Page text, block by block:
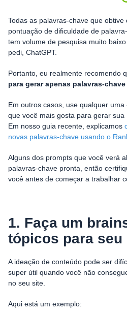
Todas as palavras-chave que obtive
pontuação de dificuldade de
tem volume de pesquisa muito
pedi, ChatGPT.
Portanto, eu realmente recomendo
para gerar apenas palavras-
Em outros casos, use qualquer
que você mais gosta para gerar sua
Em nosso guia recente, explicamos
novas palavras-chave usando o
Alguns dos prompts que você verá
palavras-chave pronta, então
você antes de começar a trabalhar
1. Faça um
tópicos para seu
A ideação de conteúdo pode ser
super útil quando você não
no seu site.
Aqui está um exemplo: